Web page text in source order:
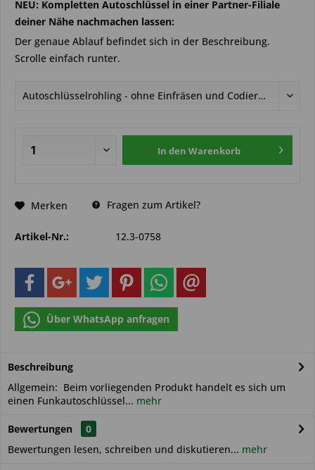
NEU: Kompletten Autoschlüssel in einer Partner-Filiale
deiner Nähe nachmachen lassen:
Der genaue Ablauf befindet sich in der Beschreibung.
Scrolle einfach runter.
In den Warenkorb
Merken Fragen zum Artikel?
Artikel-Nr.: 12.3-0758
Über WhatsApp anfragen
Beschreibung
Allgemein: Beim vorliegenden Produkt handelt es sich um
einen Funkautoschlüssel... mehr
Bewertungen
0
Bewertungen lesen, schreiben und diskutieren... mehr